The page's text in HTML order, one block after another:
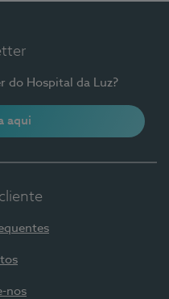
do Hospital da Luz?
aqui
nos